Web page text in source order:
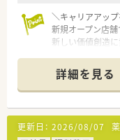
＼キャリアアップ
新規オープン店
新しい価値創造に
【店舗情報と応需
■JR山手線など
度と、通勤が非常
■応需科目はメン
比較的軽め（1～2
詳細を見る
更新日： 2026/08/07